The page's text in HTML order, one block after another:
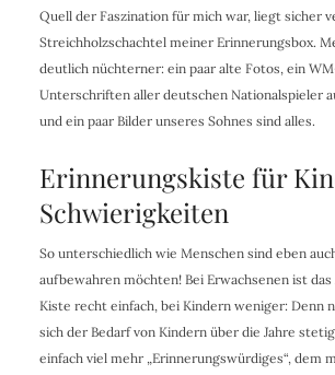
Quell der Faszination für mich war, liegt sicher
Streichholzschachtel meiner Erinnerungsbox.
deutlich nüchterner: ein paar alte Fotos, ein
Unterschriften aller deutschen Nationalspieler
und ein paar Bilder unseres Sohnes sind alles.
Erinnerungskiste für
Schwierigkeiten
So unterschiedlich wie Menschen sind eben
aufbewahren möchten! Bei Erwachsenen ist
Kiste recht einfach, bei Kindern weniger: Denn
sich der Bedarf von Kindern über die Jahre
einfach viel mehr „Erinnerungswürdiges“, dem